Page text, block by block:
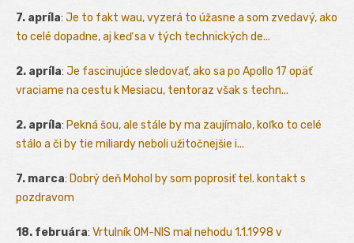
7. apríla: Je to fakt wau, vyzerá to úžasne a som zvedavý, ako
to celé dopadne, aj keď sa v tých technických de...
2. apríla: Je fascinujúce sledovať, ako sa po Apollo 17 opäť
vraciame na cestu k Mesiacu, tentoraz však s techn...
2. apríla: Pekná šou, ale stále by ma zaujímalo, koľko to celé
stálo a či by tie miliardy neboli užitočnejšie i...
7. marca: Dobrý deň Mohol by som poprosiť tel. kontakt s
pozdravom
18. februára: Vrtulník OM-NIS mal nehodu 1.1.1998 v